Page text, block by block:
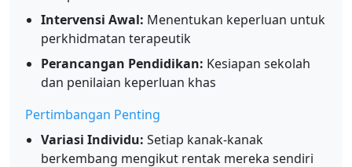
Intervensi Awal: Menentukan keperluan untuk
perkhidmatan terapeutik
Perancangan Pendidikan: Kesiapan sekolah
dan penilaian keperluan khas
Pertimbangan Penting
Variasi Individu: Setiap kanak-kanak
berkembang mengikut rentak mereka sendiri